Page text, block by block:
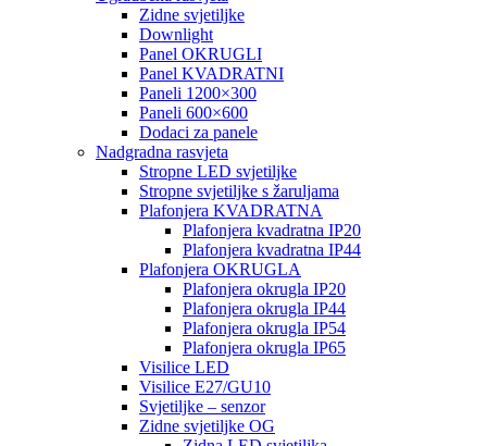
Zidne svjetiljke
Downlight
Panel OKRUGLI
Panel KVADRATNI
Paneli 1200×300
Paneli 600×600
Dodaci za panele
Nadgradna rasvjeta
Stropne LED svjetiljke
Stropne svjetiljke s žaruljama
Plafonjera KVADRATNA
Plafonjera kvadratna IP20
Plafonjera kvadratna IP44
Plafonjera OKRUGLA
Plafonjera okrugla IP20
Plafonjera okrugla IP44
Plafonjera okrugla IP54
Plafonjera okrugla IP65
Visilice LED
Visilice E27/GU10
Svjetiljke – senzor
Zidne svjetiljke OG